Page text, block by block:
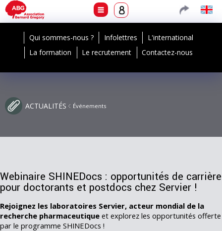
Qui sommes-nous ? Infolettres
L'international
La formation
Le recrutement Contactez-nous
ACTUALITÉS Événements
Webinaire SHINEDocs : opportunités de carrière
pour doctorants et postdocs chez Servier !
Rejoignez les laboratoires Servier, acteur mondial de la
recherche pharmaceutique et explorez les opportunités offerte
par le programme SHINEDocs !